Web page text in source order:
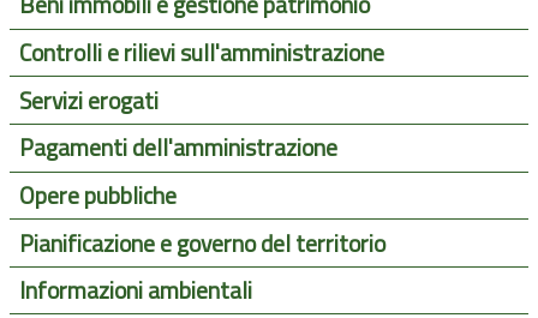
Controlli e rilievi sull'amministrazione
Servizi erogati
Pagamenti dell'amministrazione
Opere pubbliche
Pianificazione e governo del territorio
Informazioni ambientali